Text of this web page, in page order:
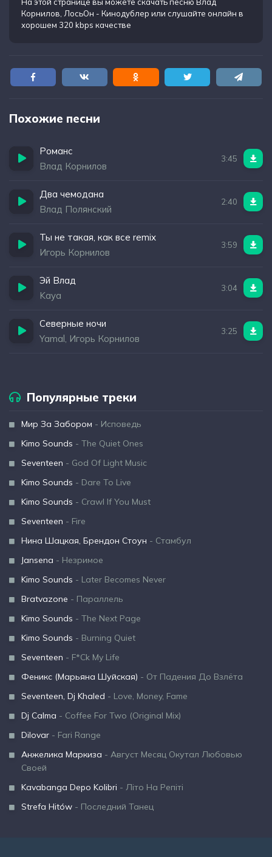
Корнилов, ЛосьОн - Кинодублер или слушайте онлайн в
хорошем 320 kbps качестве
Похожие песни
Романс
Влад Корнилов
3:45
Два чемодана
Влад Полянский
2:40
Ты не такая, как все remix
Игорь Корнилов
3:59
Эй Влад
Kaya
3:04
Северные ночи
Yamal, Игорь Корнилов
3:25
Популярные треки
Мир За Забором - Исповедь
Kimo Sounds - The Quiet Ones
Seventeen - God Of Light Music
Kimo Sounds - Dare To Live
Kimo Sounds - Crawl If You Must
Seventeen - Fire
Нина Шацкая, Брендон Стоун - Стамбул
Jansena - Незримое
Kimo Sounds - Later Becomes Never
Bratvazone - Параллель
Kimo Sounds - The Next Page
Kimo Sounds - Burning Quiet
Seventeen - F*Ck My Life
Феникс (Марьяна Шуйская) - От Падения До Взлёта
Seventeen, Dj Khaled - Love, Money, Fame
Dj Calma - Coffee For Two (Original Mix)
Dilovar - Fari Range
Анжелика Маркиза - Август Месяц Окутал Любовью
Своей
Kavabanga Depo Kolibri - Літо На Репіті
Strefa Hitów - Последний Танец